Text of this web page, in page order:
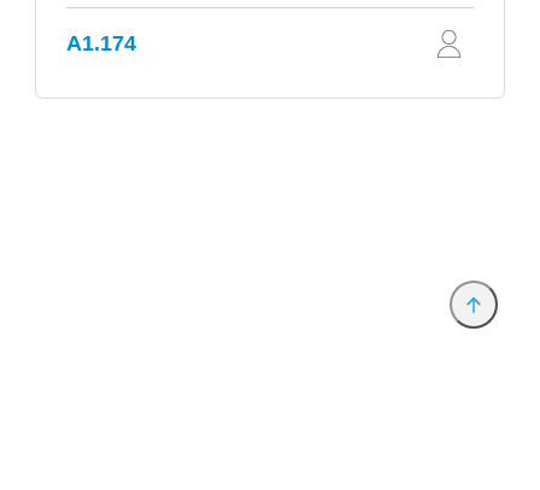
A1.174